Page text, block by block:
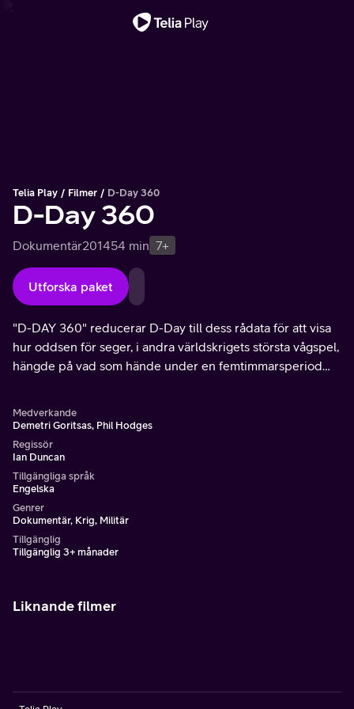
Telia Play Filmer D-Day 360
D-Day 360
Dokumentär201454 min 7+
Utforska paket
"D-DAY 360" reducerar D-Day till dess rådata för att visa
hur oddsen för seger, i andra världskrigets största vågspel,
hängde på vad som hände under en femtimmarsperiod
Medverkande
Demetri Goritsas, Phil Hodges
Regissör
Ian Duncan
Tillgängliga språk
Engelska
Genrer
Dokumentär, Krig, Militär
Tillgänglig
Tillgänglig 3+ månader
Liknande filmer